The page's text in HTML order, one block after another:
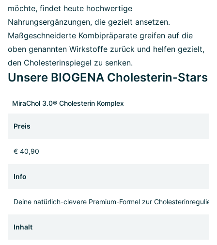
möchte, findet heute hochwertige
Nahrungsergänzungen, die gezielt ansetzen.
Maßgeschneiderte Kombipräparate greifen auf die
oben genannten Wirkstoffe zurück und helfen gezielt,
den Cholesterinspiegel zu senken.
Unsere BIOGENA Cholesterin-Stars
MiraChol 3.0® Cholesterin Komplex
Preis
€ 40,90
Info
Deine natürlich-clevere Premium-Formel zur
Inhalt